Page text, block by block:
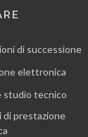
di successione
elettronica
studio tecnico
prestazione